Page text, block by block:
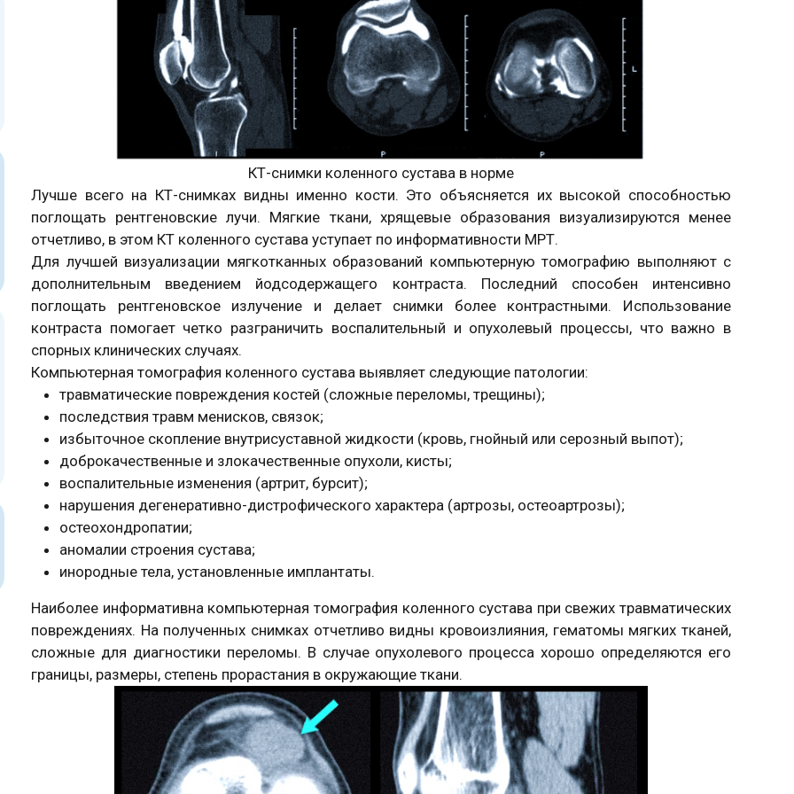
КТ-снимки коленного сустава в норме
Лучше всего на КТ-снимках видны именно кости. Это объясняется их высокой способностью
поглощать рентгеновские лучи. Мягкие ткани, хрящевые образования визуализируются менее
отчетливо, в этом КТ коленного сустава уступает по информативности МРТ.
Для лучшей визуализации мягкотканных образований компьютерную томографию выполняют с
дополнительным введением йодсодержащего контраста. Последний способен интенсивно
поглощать рентгеновское излучение и делает снимки более контрастными. Использование
контраста помогает четко разграничить воспалительный и опухолевый процессы, что важно в
спорных клинических случаях.
Компьютерная томография коленного сустава выявляет следующие патологии:
травматические повреждения костей (сложные переломы, трещины);
последствия травм менисков, связок;
избыточное скопление внутрисуставной жидкости (кровь, гнойный или серозный выпот);
доброкачественные и злокачественные опухоли, кисты;
воспалительные изменения (артрит, бурсит);
нарушения дегенеративно-дистрофического характера (артрозы, остеоартрозы);
остеохондропатии;
аномалии строения сустава;
инородные тела, установленные имплантаты.
Наиболее информативна компьютерная томография коленного сустава при свежих травматических
повреждениях. На полученных снимках отчетливо видны кровоизлияния, гематомы мягких тканей,
сложные для диагностики переломы. В случае опухолевого процесса хорошо определяются его
границы, размеры, степень прорастания в окружающие ткани.